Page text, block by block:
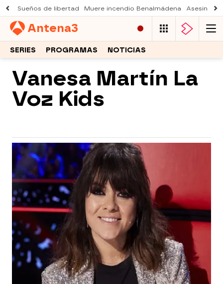
Sueños de libertad Muere incendio Benalmádena Asesinato
Antena3
SERIES PROGRAMAS NOTICIAS
Vanesa Martín La
Voz Kids